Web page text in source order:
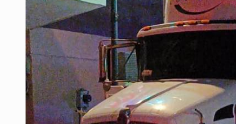
Aseguran pitón dentro de vivienda de
Sheinbaum anticipa más
Resalta Fujimori restablecimiento de
Asume Abelardo De la Espriella
Policías bajo la mira: La CEDHJ
Catean casa por esquema de